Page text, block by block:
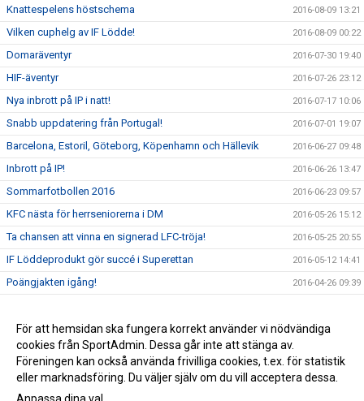
Knattespelens höstschema 2016-08-09 13:21
Vilken cuphelg av IF Lödde! 2016-08-09 00:22
Domaräventyr 2016-07-30 19:40
HIF-äventyr 2016-07-26 23:12
Nya inbrott på IP i natt! 2016-07-17 10:06
Snabb uppdatering från Portugal! 2016-07-01 19:07
Barcelona, Estoril, Göteborg, Köpenhamn och Hällevik 2016-06-27 09:48
Inbrott på IP! 2016-06-26 13:47
Sommarfotbollen 2016 2016-06-23 09:57
KFC nästa för herrseniorerna i DM 2016-05-26 15:12
Ta chansen att vinna en signerad LFC-tröja! 2016-05-25 20:55
IF Löddeprodukt gör succé i Superettan 2016-05-12 14:41
Poängjakten igång! 2016-04-26 09:39
Nu är vi live med nya sidan! 2016-04-01 06:20
P00 vinnare i Future Cup! 2016-03-28 22:49
För att hemsidan ska fungera korrekt använder vi nödvändiga
cookies från SportAdmin. Dessa går inte att stänga av.
Föreningen kan också använda frivilliga cookies, t.ex. för statistik
eller marknadsföring. Du väljer själv om du vill acceptera dessa.